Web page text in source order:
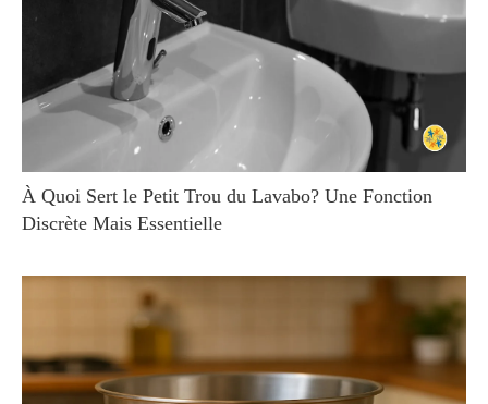
À Quoi Sert le Petit Trou du Lavabo? Une Fonction
Discrète Mais Essentielle